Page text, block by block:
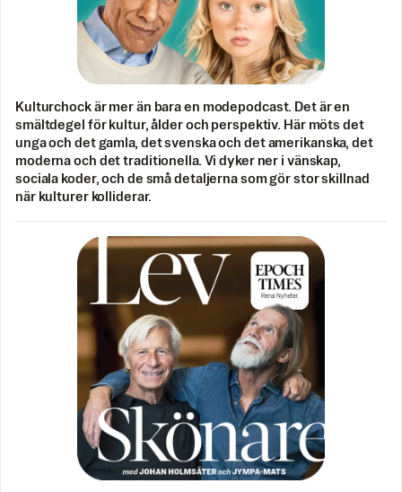
Kulturchock är mer än bara en modepodcast. Det är en
smältdegel för kultur, ålder och perspektiv. Här möts det
unga och det gamla, det svenska och det amerikanska, det
moderna och det traditionella. Vi dyker ner i vänskap,
sociala koder, och de små detaljerna som gör stor skillnad
när kulturer kolliderar.